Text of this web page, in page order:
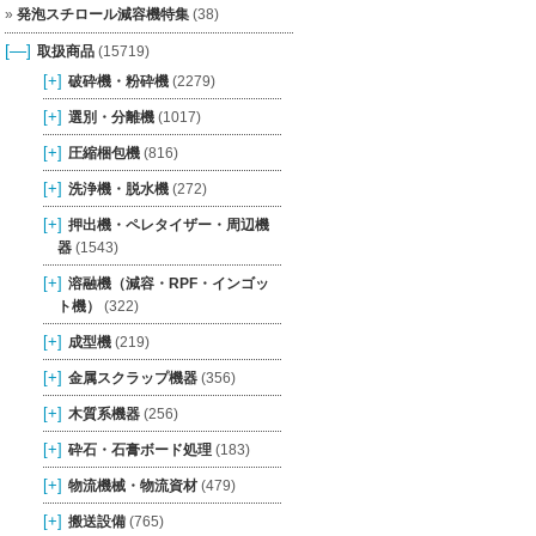
発泡スチロール減容機特集(38)
[—] 取扱商品(15719)
[+] 破砕機・粉砕機(2279)
[+] 選別・分離機(1017)
[+] 圧縮梱包機(816)
[+] 洗浄機・脱水機(272)
[+] 押出機・ペレタイザー・周辺機
器(1543)
[+] 溶融機（減容・RPF・インゴッ
ト機）
(322)
[+] 成型機(219)
[+] 金属スクラップ機器(356)
[+] 木質系機器(256)
[+] 砕石・石膏ボード処理(183)
[+] 物流機械・物流資材(479)
[+] 搬送設備(765)